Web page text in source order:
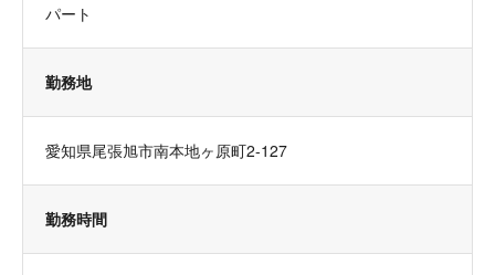
パート
勤務地
愛知県尾張旭市南本地ヶ原町2-127
勤務時間